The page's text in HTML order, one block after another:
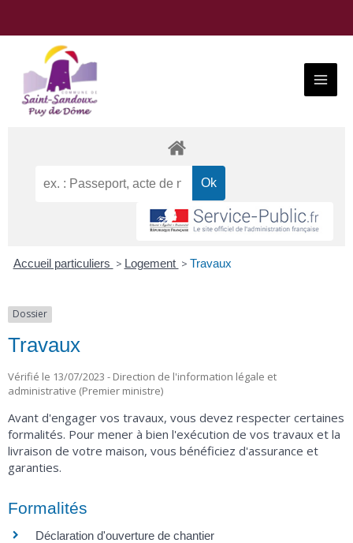
Menu
Accueil particuliers > Logement > Travaux
Dossier
Travaux
Vérifié le 13/07/2023 - Direction de l'information légale et
administrative (Premier ministre)
Avant d'engager vos travaux, vous devez respecter certaines
formalités. Pour mener à bien l'exécution de vos travaux et la
livraison de votre maison, vous bénéficiez d'assurance et
garanties.
Formalités
Déclaration d'ouverture de chantier